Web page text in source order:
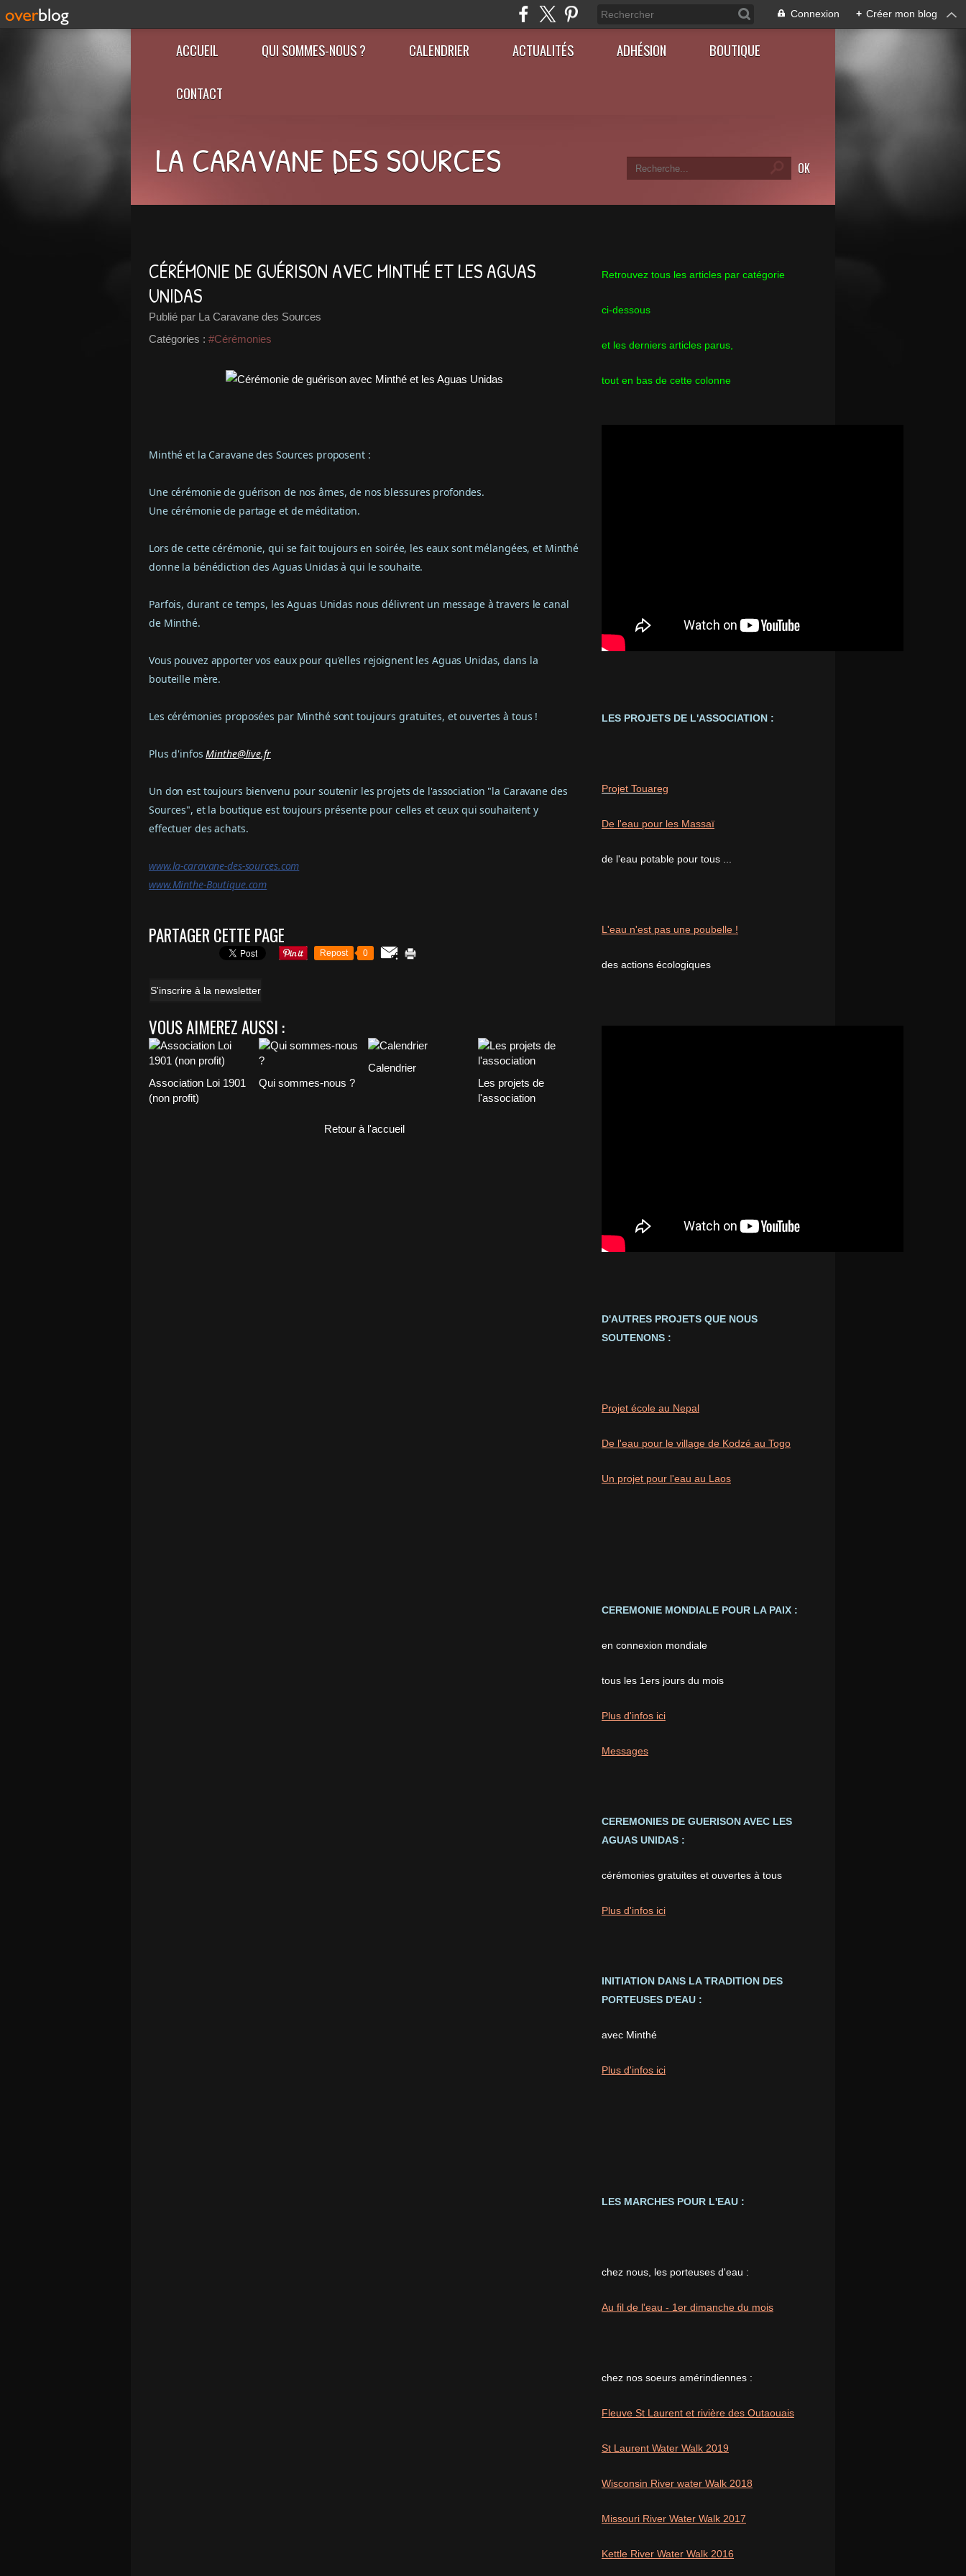
Connexion + Créer mon blog
ACCUEIL QUI SOMMES-NOUS ? CALENDRIER ACTUALITÉS ADHÉSION BOUTIQUE
CONTACT
LA CARAVANE DES SOURCES
CÉRÉMONIE DE GUÉRISON AVEC MINTHÉ ET LES AGUAS
UNIDAS
Publié par La Caravane des Sources
Catégories : #Cérémonies
Minthé et la Caravane des Sources proposent :
Une cérémonie de guérison de nos âmes, de nos blessures profondes.
Une cérémonie de partage et de méditation.
Lors de cette cérémonie, qui se fait toujours en soirée, les eaux sont mélangées, et Minthé
donne la bénédiction des Aguas Unidas à qui le souhaite.
Parfois, durant ce temps, les Aguas Unidas nous délivrent un message à travers le canal
de Minthé.
Vous pouvez apporter vos eaux pour qu'elles rejoignent les Aguas Unidas, dans la
bouteille mère.
Les cérémonies proposées par Minthé sont toujours gratuites, et ouvertes à tous !
Plus d'infos Minthe@live.fr
Un don est toujours bienvenu pour soutenir les projets de l'association "la Caravane des
Sources", et la boutique est toujours présente pour celles et ceux qui souhaitent y
effectuer des achats.
www.la-caravane-des-sources.com
www.Minthe-Boutique.com
PARTAGER CETTE PAGE
Repost 0
S'inscrire à la newsletter
VOUS AIMEREZ AUSSI :
Association Loi 1901
(non profit)
Qui sommes-nous ?
Calendrier
Les projets de
l'association
Retour à l'accueil
Retrouvez tous les articles par catégorie
ci-dessous
et les derniers articles parus,
tout en bas de cette colonne
LES PROJETS DE L'ASSOCIATION :
Projet Touareg
De l'eau pour les Massaï
de l'eau potable pour tous ...
L'eau n'est pas une poubelle !
des actions écologiques
D'AUTRES PROJETS QUE NOUS
SOUTENONS :
Projet école au Nepal
De l'eau pour le village de Kodzé au Togo
Un projet pour l'eau au Laos
CEREMONIE MONDIALE POUR LA PAIX :
en connexion mondiale
tous les 1ers jours du mois
Plus d'infos ici
Messages
CEREMONIES DE GUERISON AVEC LES
AGUAS UNIDAS :
cérémonies gratuites et ouvertes à tous
Plus d'infos ici
INITIATION DANS LA TRADITION DES
PORTEUSES D'EAU :
avec Minthé
Plus d'infos ici
LES MARCHES POUR L'EAU :
chez nous, les porteuses d'eau :
Au fil de l'eau - 1er dimanche du mois
chez nos soeurs amérindiennes :
Fleuve St Laurent et rivière des Outaouais
St Laurent Water Walk 2019
Wisconsin River water Walk 2018
Missouri River Water Walk 2017
Kettle River Water Walk 2016